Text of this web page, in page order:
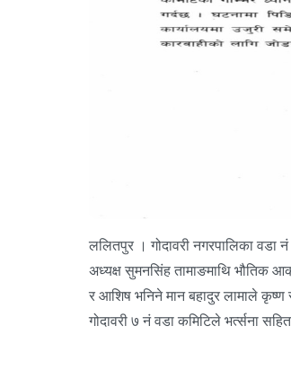
ललितपुर । गोदावरी नगरपालिका वडा
अध्यक्ष सुमनसिंह तामाङमाथि भौतिक
र आशिष भनिने मान बहादुर लामाले
गोदावरी ७ नं वडा कमिटिले भर्त्सना